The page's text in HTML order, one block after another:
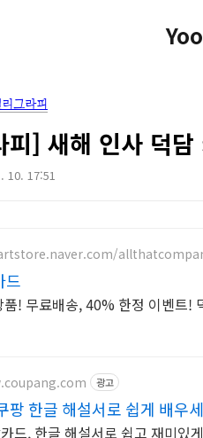
그라피
피] 새해 인사 덕담
10. 17:51
드
품! 무료배송, 40% 한정 이벤트!
광고
팡 한글 해설서로 쉽게 배우
드, 한글 해설서로 쉽고 재미있